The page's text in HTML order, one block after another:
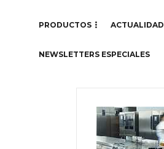
PRODUCTOS ACTUALIDAD
NEWSLETTERS ESPECIALES